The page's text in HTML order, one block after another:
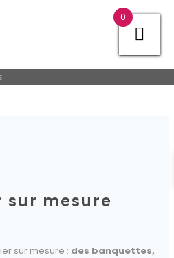
sur mesure
sur mesure : des banquettes,
0